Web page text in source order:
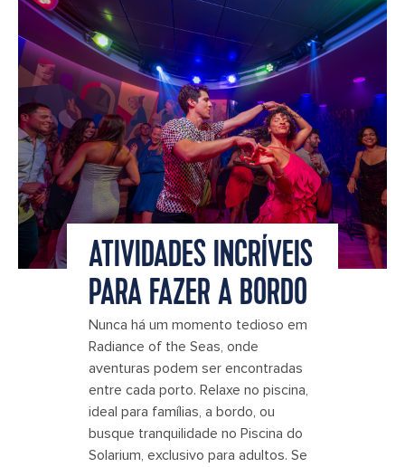
ATIVIDADES INCRÍVEIS
PARA FAZER A BORDO
Nunca há um momento tedioso em
Radiance of the Seas, onde
aventuras podem ser encontradas
entre cada porto. Relaxe no piscina,
ideal para famílias, a bordo, ou
busque tranquilidade no Piscina do
Solarium, exclusivo para adultos. Se